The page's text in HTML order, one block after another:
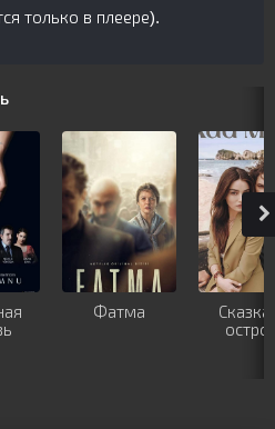
только в плеере).
Фатма
Сказка